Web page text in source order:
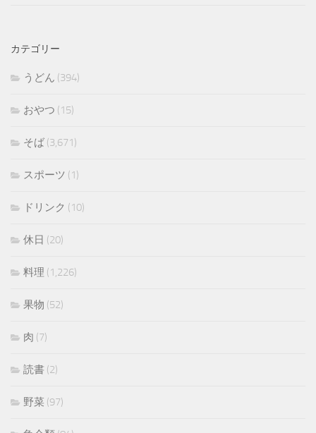
カテゴリー
うどん (394)
おやつ (15)
そば (3,671)
スポーツ (1)
ドリンク (10)
休日 (20)
料理 (1,226)
果物 (52)
肉 (7)
読書 (2)
野菜 (97)